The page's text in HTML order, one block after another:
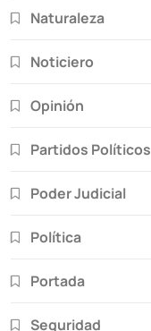
Naturaleza
Noticiero
Opinión
Partidos Políticos
Poder Judicial
Política
Portada
Seguridad